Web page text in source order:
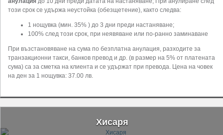
този срок се удържа неустойка (обезщетение), както следва:
1 нощувка (мин. 35% ) до 3 дни преди настаняване;
100% след този срок, при неявяване или по-ранно заминаване
При възстановяване на сума по безплатна анулация, разходите за
транзакционни такси, банков превод и др. (в размер на 5% от платената
сума) са за сметка на клиента и се удържат при превода. Цена на човек
на ден за 1 нощувка: 37.00 лв.
Хисаря